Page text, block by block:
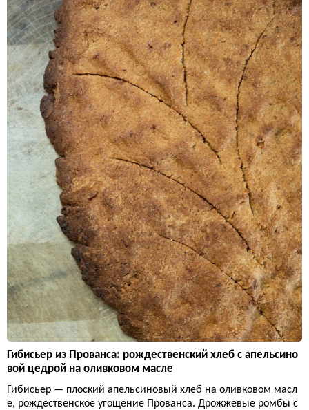
Гибисьер из Прованса: рождественский хлеб с апельсино
вой цедрой на оливковом масле
Гибисьер — плоский апельсиновый хлеб на оливковом масл
е, рождественское угощение Прованса. Дрожжевые ромбы с